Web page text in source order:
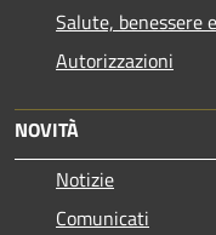
Salute, benessere
Autorizzazioni
NOVITÀ
Notizie
Comunicati